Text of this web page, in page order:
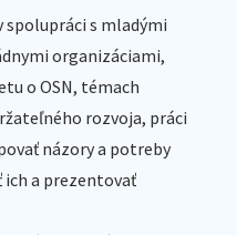
s mladými
organizáciami,
o OSN, témach
rozvoja, práci
názory a potreby
ich a prezentovať